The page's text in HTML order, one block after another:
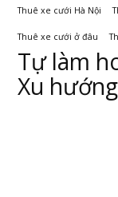
Thuê xe cưới Hà Nội
Thuê xe cưới ở đâu
Tự làm
Xu